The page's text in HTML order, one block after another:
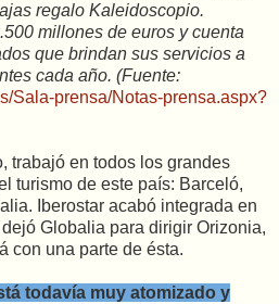
regalo Kaleidoscopio.
millones de euros y cuenta
que brindan sus servicios a
cada año. (Fuente:
Sala-prensa/Notas-prensa.aspx?
trabajó en todos los grandes
turismo de este país: Barceló,
Iberostar acabó integrada en
Globalia para dirigir Orizonia,
con una parte de ésta.
todavía muy atomizado y